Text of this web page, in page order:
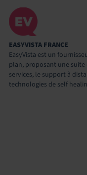
EASYVISTA FRANCE
EasyVista est un
plan, proposant une
services, le support à
technologies de self